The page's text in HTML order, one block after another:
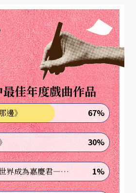
維斯維爾德設計的演出空間，
泉》、《橋上風景》、《婚姻
》、《戰爭之王》、《羅馬悲
計畫》等舞台表演的影像紀
並進行事後約兩到三小時的心
延伸閱讀和資料分享。
六日登場，由維斯維爾德主講
程安排在週間下午、場地在香
場，約有廿餘位參與者每日固
多元，包括導演、設計師、劇
佳年度戲曲作品
邊》 67%
30%
《轉生到異世界成為嘉慶君—發現我的祖先是詐騙集團!?》 1%